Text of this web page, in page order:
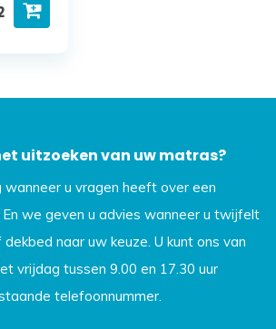
uitzoeken van uw matras?
wanneer u vragen heeft over een
we geven u advies wanneer u twijfelt
naar uw keuze. U kunt ons van
vrijdag tussen 9.00 en 17.30 uur
telefoonnummer.